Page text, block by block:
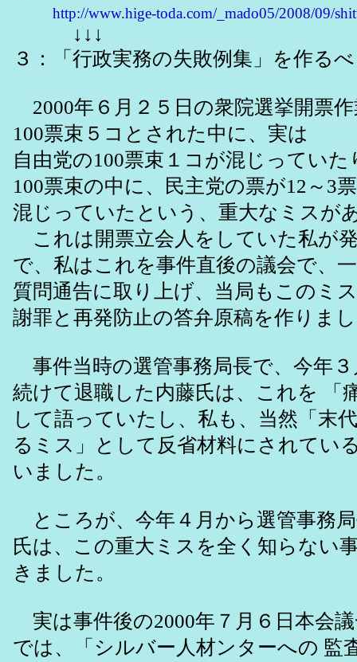
http://www.hige-toda.com/_mado05/2008/09/
↓↓↓
３：「行政実務の失敗例集」を作る
2000年６月２５日の衆院選挙開票
100票束５コとされた中に、実は
自由党の100票束１コが混じっていた
100票束の中に、民主党の票が12～3票
混じっていたという、重大なミスが
これは開票立会人をしていた私が
で、私はこれを事件直後の議会で、
質問通告に取り上げ、当局もこのミ
謝罪と再発防止の答弁原稿を作りま
事件当時の選管事務局長で、今年
続けて退職した内藤氏は、これを 「
して語っていたし、私も、当然「末
るミス」として反省材料にされてい
いました。
ところが、今年４月から選管事務
氏は、この重大ミスを全く知らない
きました。
実は事件後の2000年７月６日本会
では、「シルバー人材ンターへの 監